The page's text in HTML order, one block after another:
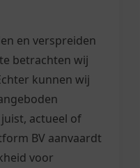
en verspreiden
betrachten wij
kunnen wij
actueel of
BV aanvaardt
voor